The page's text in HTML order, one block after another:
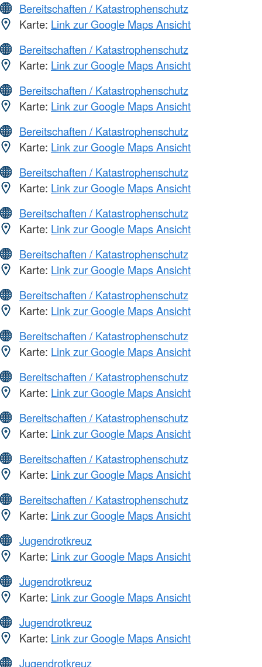
Bereitschaften / Katastrophenschutz
Karte: Link zur Google Maps Ansicht
Bereitschaften / Katastrophenschutz
Karte: Link zur Google Maps Ansicht
Bereitschaften / Katastrophenschutz
Karte: Link zur Google Maps Ansicht
Bereitschaften / Katastrophenschutz
Karte: Link zur Google Maps Ansicht
Bereitschaften / Katastrophenschutz
Karte: Link zur Google Maps Ansicht
Bereitschaften / Katastrophenschutz
Karte: Link zur Google Maps Ansicht
Bereitschaften / Katastrophenschutz
Karte: Link zur Google Maps Ansicht
Bereitschaften / Katastrophenschutz
Karte: Link zur Google Maps Ansicht
Bereitschaften / Katastrophenschutz
Karte: Link zur Google Maps Ansicht
Bereitschaften / Katastrophenschutz
Karte: Link zur Google Maps Ansicht
Bereitschaften / Katastrophenschutz
Karte: Link zur Google Maps Ansicht
Bereitschaften / Katastrophenschutz
Karte: Link zur Google Maps Ansicht
Bereitschaften / Katastrophenschutz
Karte: Link zur Google Maps Ansicht
Jugendrotkreuz
Karte: Link zur Google Maps Ansicht
Jugendrotkreuz
Karte: Link zur Google Maps Ansicht
Jugendrotkreuz
Karte: Link zur Google Maps Ansicht
Jugendrotkreuz